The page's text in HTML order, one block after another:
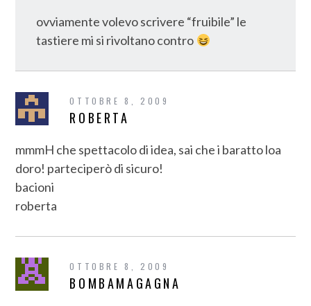
ovviamente volevo scrivere “fruibile” le
tastiere mi si rivoltano contro
OTTOBRE 8, 2009
ROBERTA
mmmH che spettacolo di idea, sai che i baratto loa
doro! parteciperò di sicuro!
bacioni
roberta
OTTOBRE 8, 2009
BOMBAMAGAGNA